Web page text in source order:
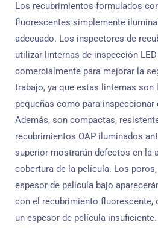
Los recubrimientos formulados
fluorescentes simplemente
adecuado. Los inspectores de
utilizar linternas de inspección
comercialmente para mejorar la
trabajo, ya que estas linternas
pequeñas como para
Además, son compactas,
recubrimientos OAP iluminados
superior mostrarán defectos en la
cobertura de la película. Los
espesor de película bajo
con el recubrimiento fluorescente,
un espesor de película